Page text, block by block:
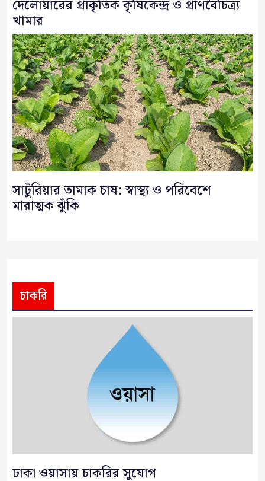
দেলোয়ারের প্রাকৃতিক কৃষিকেন্দ্র ও প্রাণবৈচিত্র্য
খামার
সাটুরিয়ার তামাক চাষ: স্বাস্থ্য ও পরিবেশে
মারাত্মক ঝুঁকি
চাকরি
ঢাকা ওয়াসায় চাকরির সুযোগ